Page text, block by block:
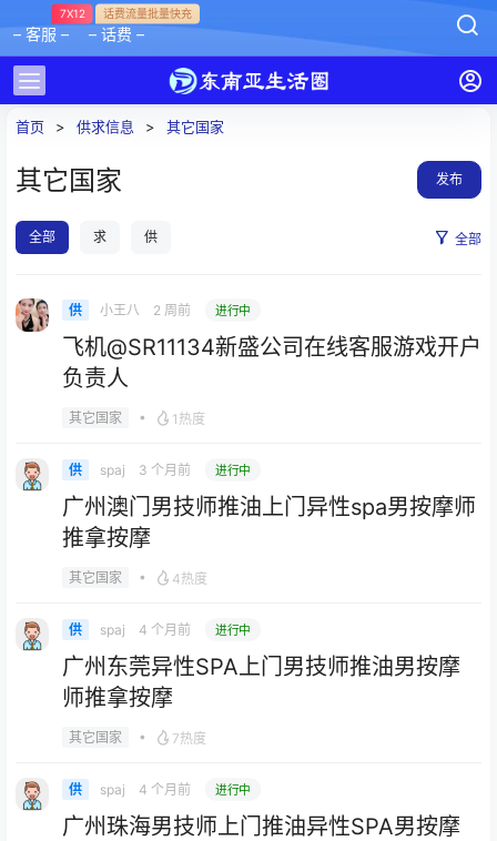
– 客服 –
7X12
– 话费 –
话费流量批量快充
首页 > 供求信息 > 其它国家
其它国家 发布
全部 求 供 全部
供 小王八 2 周前 进行中
飞机@SR11134新盛公司在线客服游戏开户
负责人
其它国家 • 1热度
供 spaj 3 个月前 进行中
广州澳门男技师推油上门异性spa男按摩师
推拿按摩
其它国家 • 4热度
供 spaj 4 个月前 进行中
广州东莞异性SPA上门男技师推油男按摩
师推拿按摩
其它国家 • 7热度
供 spaj 4 个月前 进行中
广州珠海男技师上门推油异性SPA男按摩